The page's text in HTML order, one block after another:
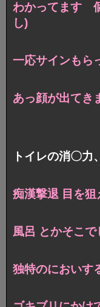
わかってます
し)
一応サインも
あっ顔が出て
トイレの消〇力
痴漢撃退 目を
風呂 とかそこ
独特のにおい